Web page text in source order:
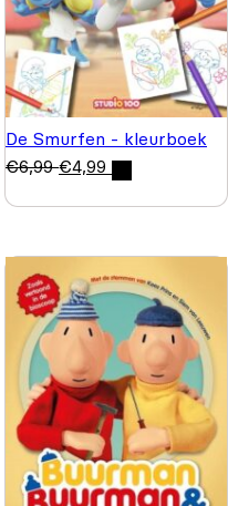
De Smurfen - kleurboek
€6,99 €4,99